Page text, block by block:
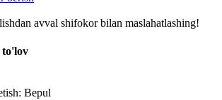
avval shifokor bilan maslahatlashing!
to'lov
Bepul